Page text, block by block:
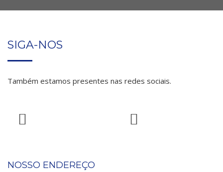
SIGA-NOS
Também estamos presentes nas redes sociais.
NOSSO ENDEREÇO